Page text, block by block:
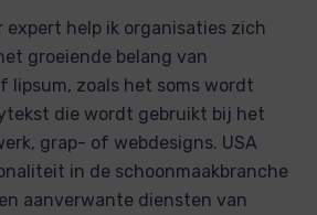
expert help ik organisaties zich
groeiende belang van
lipsum, zoals het soms wordt
die wordt gebruikt bij het
grap- of webdesigns. USA
in de schoonmaakbranche
aanverwante diensten van